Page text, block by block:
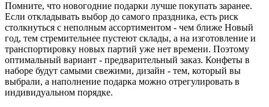
Помните, что новогодние подарки лучше покупать заранее.
Если откладывать выбор до самого праздника, есть риск
столкнуться с неполным ассортиментом - чем ближе Новый
год, тем стремительнее пустеют склады, а на изготовление и
транспортировку новых партий уже нет времени. Поэтому
оптимальный вариант - предварительный заказ. Конфеты в
наборе будут самыми свежими, дизайн - тем, который вы
выбрали, а наполнение подарка можно отрегулировать в
индивидуальном порядке.